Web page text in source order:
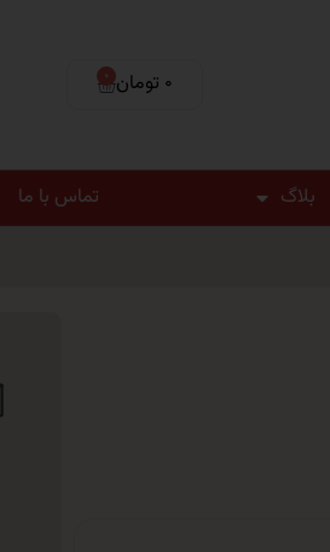
0 تومان 0
بلاگ تماس با ما